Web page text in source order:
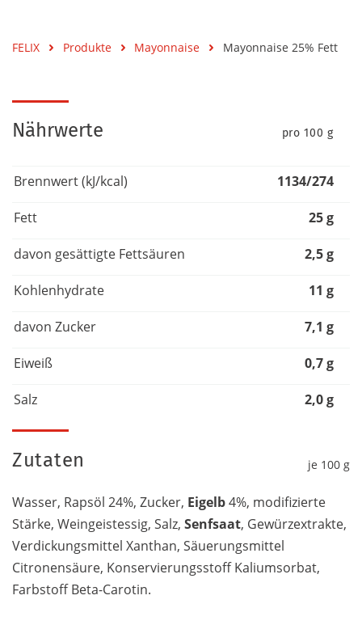
FELIX Produkte Mayonnaise Mayonnaise 25% Fett
Nährwerte pro 100 g
Brennwert (kJ/kcal) 1134/274
Fett 25 g
davon gesättigte Fettsäuren 2,5 g
Kohlenhydrate 11 g
davon Zucker 7,1 g
Eiweiß 0,7 g
Salz 2,0 g
Zutaten je 100 g
Wasser, Rapsöl 24%, Zucker, Eigelb4%, modifizierte
Stärke, Weingeistessig, Salz, Senfsaat, Gewürzextrakte,
Verdickungsmittel Xanthan, Säuerungsmittel
Citronensäure, Konservierungsstoff Kaliumsorbat,
Farbstoff Beta-Carotin.